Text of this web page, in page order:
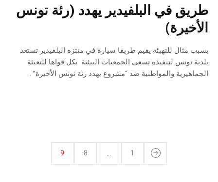
طريق في البلفيدير يهدد (رئة تونس
الأخيرة)
بسبب مثال للتهيئة يقيم طريقا سيارة في منتزه البلفيدير تستعد
بلدية تونس لتنفيذه تسعى الجمعيات البيئية بكل قواها للتعبئة
الجماهيرية والمواطنية ضد “مشروع يهدد رئة تونس الأخيرة” .
1
…
8
9